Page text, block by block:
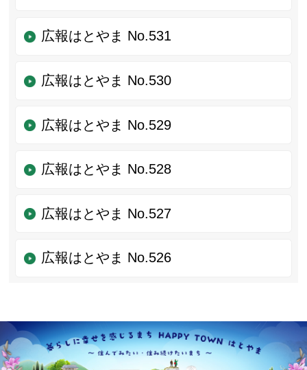
広報はとやま No.531
広報はとやま No.530
広報はとやま No.529
広報はとやま No.528
広報はとやま No.527
広報はとやま No.526